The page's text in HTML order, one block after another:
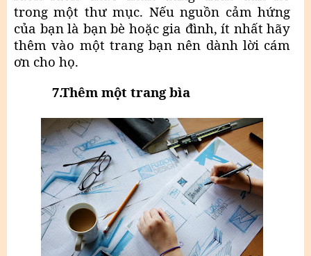
trong một thư mục. Nếu nguồn cảm hứng
của bạn là bạn bè hoặc gia đình, ít nhất hãy
thêm vào một trang bạn nên dành lời cám
ơn cho họ.
7.Thêm một trang bìa